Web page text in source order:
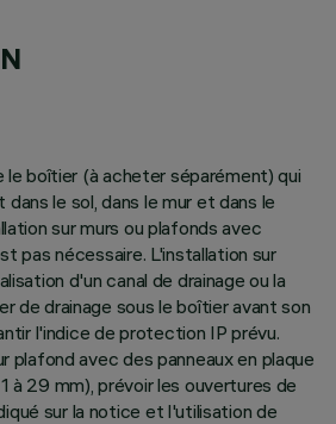
le boîtier (à acheter séparément) qui
le sol, dans le mur et dans le
sur murs ou plafonds avec
pas nécessaire. L'installation sur
d'un canal de drainage ou la
de drainage sous le boîtier avant son
l'indice de protection IP prévu.
plafond avec des panneaux en plaque
à 29 mm), prévoir les ouvertures de
sur la notice et l'utilisation de